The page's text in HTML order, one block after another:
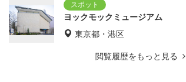
ヨックモックミュージアム
東京都・港区
閲覧履歴をもっと見る